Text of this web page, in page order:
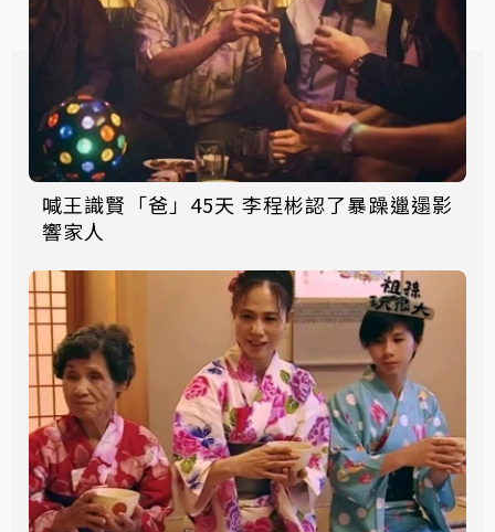
喊王識賢「爸」45天 李程彬認了暴躁邋遢影
響家人